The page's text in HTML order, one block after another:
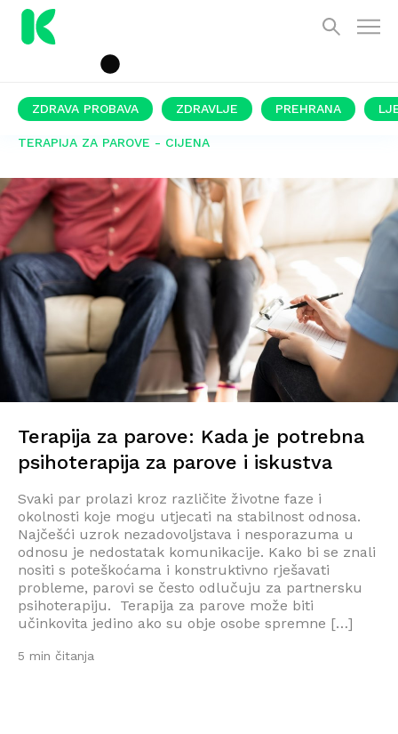
ZDRAVA PROBAVA ZDRAVLJE PREHRANA
TERAPIJA ZA PAROVE - CIJENA
Terapija za parove: Kada je potrebna
psihoterapija za parove i iskustva
Svaki par prolazi kroz različite životne faze i
okolnosti koje mogu utjecati na stabilnost odnosa.
Najčešći uzrok nezadovoljstava i nesporazuma u
odnosu je nedostatak komunikacije. Kako bi se znali
nositi s poteškoćama i konstruktivno rješavati
probleme, parovi se često odlučuju za partnersku
psihoterapiju. Terapija za parove može biti
učinkovita jedino ako su obje osobe spremne […]
5 min čitanja